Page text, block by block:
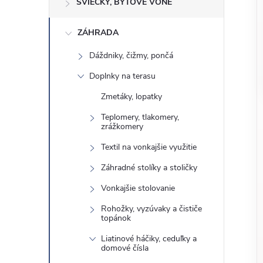
nč
ZÁHRADA
Dáždniky, čižmy, pončá
Doplnky na terasu
Zmetáky, lopatky
Teplomery, tlakomery,
zrážkomery
Textil na vonkajšie využitie
Záhradné stolíky a stoličky
Vonkajšie stolovanie
Rohožky, vyzúvaky a čističe
topánok
Liatinové háčiky, ceduľky a
domové čísla